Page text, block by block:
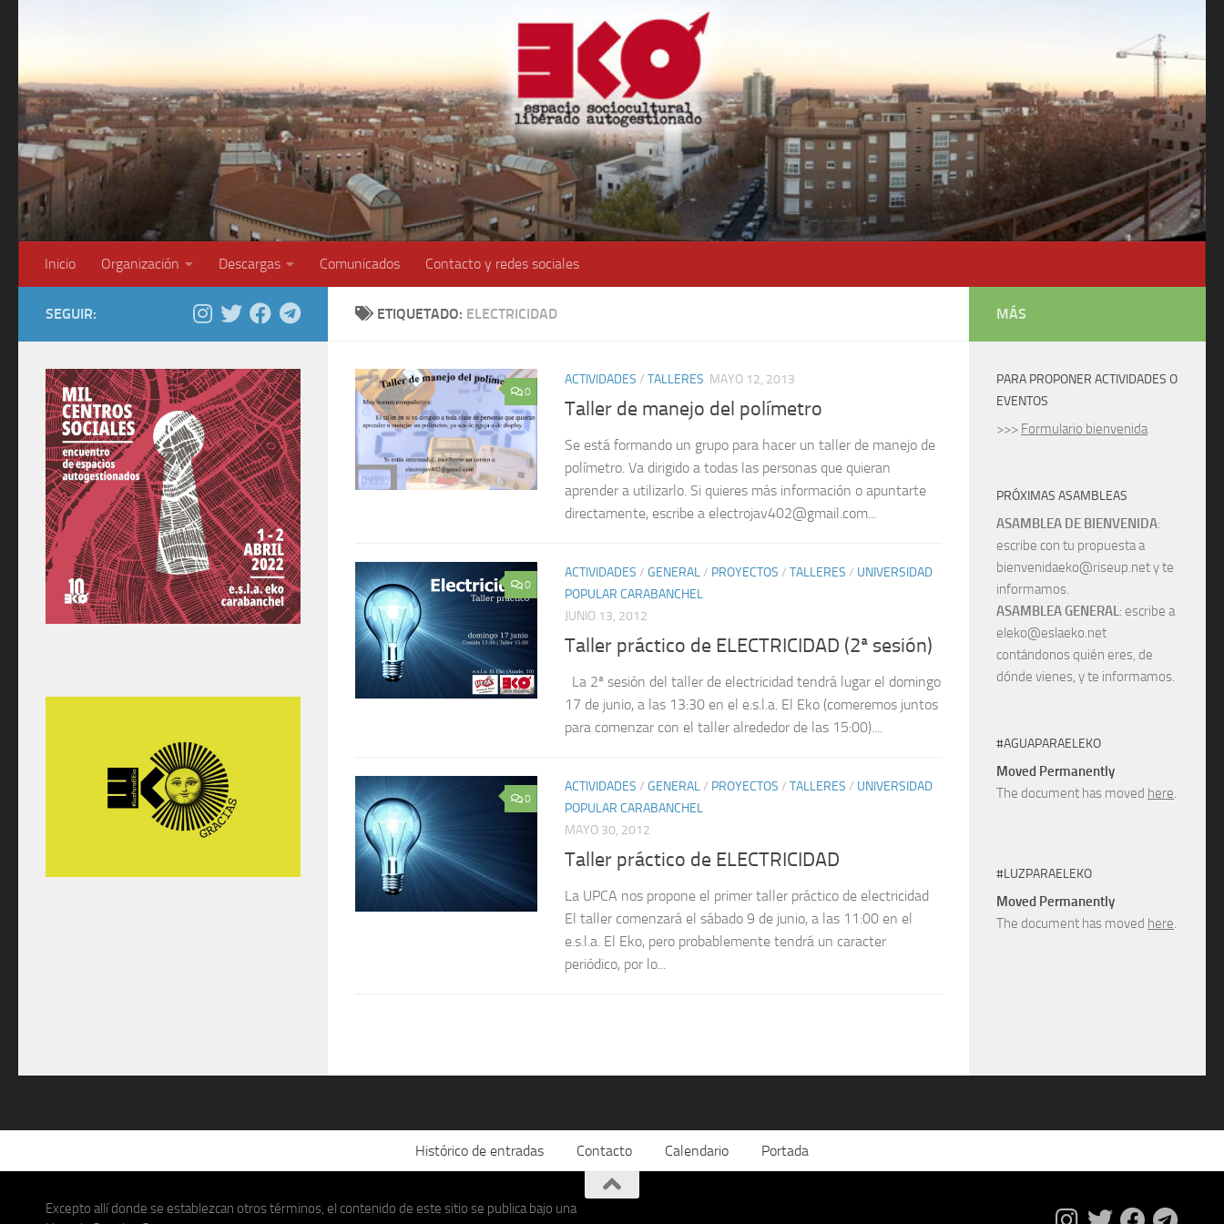
Inicio Organización Descargas Comunicados Contacto y redes sociales
ETIQUETADO: ELECTRICIDAD
0
ACTIVIDADES / TALLERES MAYO 12, 2013
Se está formando un grupo para hacer un taller de manejo de
polímetro. Va dirigido a todas las personas que quieran
aprender a utilizarlo. Si quieres más información o apuntarte
directamente, escribe a electrojav402@gmail.com...
0
ACTIVIDADES / GENERAL/ PROYECTOS / TALLERES / UNIVERSIDAD
POPULAR CARABANCHEL
JUNIO 13, 2012
Taller práctico de ELECTRICIDAD (2ª sesión)
La 2ª sesión del taller de electricidad tendrá lugar el domingo
17 de junio, a las 13:30 en el e.s.l.a. El Eko (comeremos juntos
para comenzar con el taller alrededor de las 15:00)....
0
ACTIVIDADES / GENERAL/ PROYECTOS / TALLERES / UNIVERSIDAD
POPULAR CARABANCHEL
MAYO 30, 2012
Taller práctico de ELECTRICIDAD
La UPCA nos propone el primer taller práctico de electricidad
El taller comenzará el sábado 9 de junio, a las 11:00 en el
e.s.l.a. El Eko, pero probablemente tendrá un caracter
periódico, por lo...
SEGUIR: MÁS
PARA PROPONER ACTIVIDADES O
EVENTOS
>>> Formulario bienvenida
PRÓXIMAS ASAMBLEAS
ASAMBLEA DE BIENVENIDA:
escribe con tu propuesta a
bienvenidaeko@riseup.net y te
informamos.
ASAMBLEA GENERAL: escribe a
eleko@eslaeko.net
contándonos quién eres, de
dónde vienes, y te informamos.
#AGUAPARAELEKO
Moved Permanently
The document has moved here.
#LUZPARAELEKO
Moved Permanently
The document has moved here.
Histórico de entradas Contacto Calendario Portada
Excepto allí donde se establezcan otros términos, el contenido de este sitio se publica bajo una